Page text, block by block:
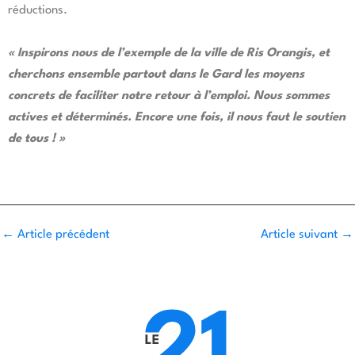
réductions.
« Inspirons nous de l’exemple de la ville de Ris Orangis, et
cherchons ensemble partout dans le Gard les moyens
concrets de faciliter notre retour à l’emploi. Nous sommes
actives et déterminés. Encore une fois, il nous faut le soutien
de tous ! »
← Article précédent Article suivant →